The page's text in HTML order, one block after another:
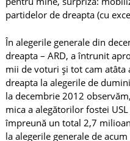
partidelor de dreapta (cu
În alegerile generale din
dreapta – ARD, a întrunit
mii de voturi și tot cam atâta
dreapta la alegerile de
la decembrie 2012
mica a alegătorilor fostei
împreună un total 2,7
la alegerile generale de